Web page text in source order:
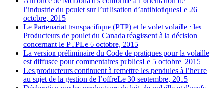
l’industrie du poulet sur l’utilisation d’antibiotiquesLe 26
octobre, 2015
Le Partenariat transpacifique (PTP) et le volet volaille : les
Producteurs de poulet du Canada réagissent à la décision
concernant le PTPLe 6 octobre, 2015
La version préliminaire du Code de pratiques pour la volaille
est diffusée pour commentaires publicsLe 5 octobre, 2015
Les producteurs continuent à remettre les pendules à l’heure
au sujet de la gestion de l’offreLe 30 septembre, 2015